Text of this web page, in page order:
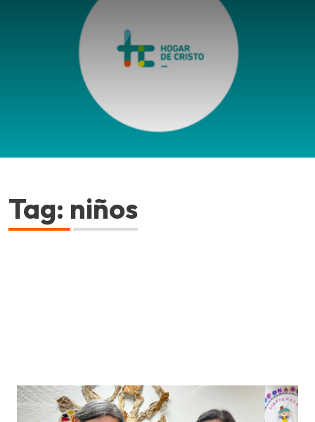
Tag: niños